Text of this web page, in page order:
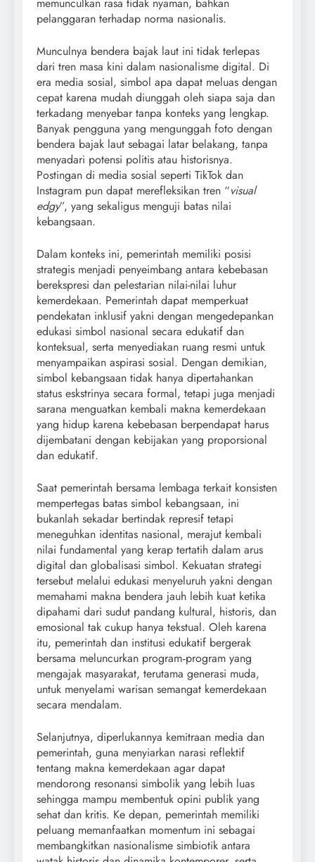
pelanggaran terhadap norma nasionalis.
Munculnya bendera bajak laut ini tidak terlepas
dari tren masa kini dalam nasionalisme digital. Di
era media sosial, simbol apa dapat meluas dengan
cepat karena mudah diunggah oleh siapa saja dan
terkadang menyebar tanpa konteks yang lengkap.
Banyak pengguna yang mengunggah foto dengan
bendera bajak laut sebagai latar belakang, tanpa
menyadari potensi politis atau historisnya.
Postingan di media sosial seperti TikTok dan
Instagram pun dapat merefleksikan tren “visual
edgy”, yang sekaligus menguji batas nilai
kebangsaan.
Dalam konteks ini, pemerintah memiliki posisi
strategis menjadi penyeimbang antara kebebasan
berekspresi dan pelestarian nilai-nilai luhur
kemerdekaan. Pemerintah dapat memperkuat
pendekatan inklusif yakni dengan mengedepankan
edukasi simbol nasional secara edukatif dan
konteksual, serta menyediakan ruang resmi untuk
menyampaikan aspirasi sosial. Dengan demikian,
simbol kebangsaan tidak hanya dipertahankan
status eskstrinya secara formal, tetapi juga menjadi
sarana menguatkan kembali makna kemerdekaan
yang hidup karena kebebasan berpendapat harus
dijembatani dengan kebijakan yang proporsional
dan edukatif.
Saat pemerintah bersama lembaga terkait konsisten
mempertegas batas simbol kebangsaan, ini
bukanlah sekadar bertindak represif tetapi
meneguhkan identitas nasional, merajut kembali
nilai fundamental yang kerap tertatih dalam arus
digital dan globalisasi simbol. Kekuatan strategi
tersebut melalui edukasi menyeluruh yakni dengan
memahami makna bendera jauh lebih kuat ketika
dipahami dari sudut pandang kultural, historis, dan
emosional tak cukup hanya tekstual. Oleh karena
itu, pemerintah dan institusi edukatif bergerak
bersama meluncurkan program‐program yang
mengajak masyarakat, terutama generasi muda,
untuk menyelami warisan semangat kemerdekaan
secara mendalam.
Selanjutnya, diperlukannya kemitraan media dan
pemerintah, guna menyiarkan narasi reflektif
tentang makna kemerdekaan agar dapat
mendorong resonansi simbolik yang lebih luas
sehingga mampu membentuk opini publik yang
sehat dan kritis. Ke depan, pemerintah memiliki
peluang memanfaatkan momentum ini sebagai
membangkitkan nasionalisme simbiotik antara